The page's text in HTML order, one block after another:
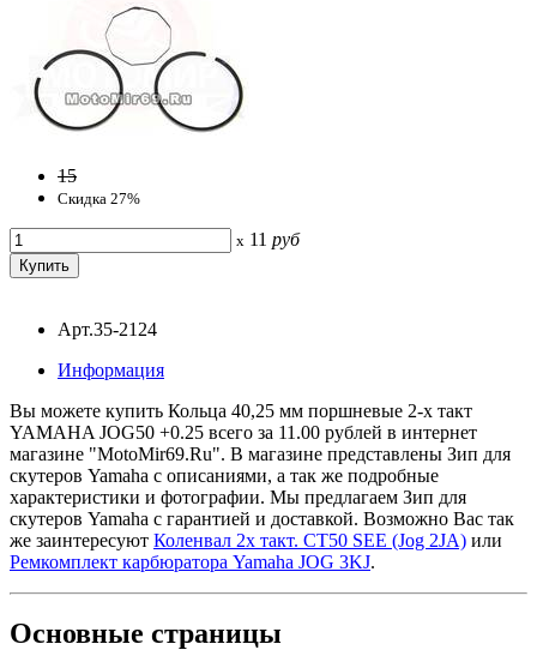
15
Скидка 27%
x 11 руб
Арт.35-2124
Информация
Вы можете купить Кольца 40,25 мм поршневые 2-х такт
YAMАHA JOG50 +0.25 всего за 11.00 рублей в интернет
магазине "MotoMir69.Ru". В магазине представлены Зип для
скутеров Yamaha с описаниями, а так же подробные
характеристики и фотографии. Мы предлагаем Зип для
скутеров Yamaha с гарантией и доставкой. Возможно Вас так
же заинтересуют Коленвал 2х такт. CT50 SEE (Jog 2JA) или
Ремкомплект карбюратора Yamaha JOG 3KJ.
Основные страницы